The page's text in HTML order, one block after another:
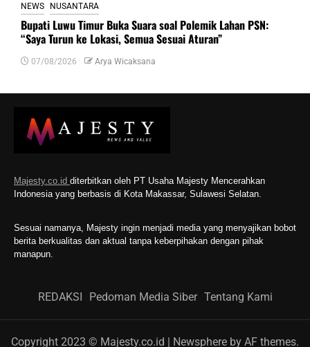
NEWS NUSANTARA
Bupati Luwu Timur Buka Suara soal Polemik Lahan PSN:
“Saya Turun ke Lokasi, Semua Sesuai Aturan”
07/08/2026 Arya Wicaksana
Majesty.co.id diterbitkan oleh PT Usaha Majesty Mencerahkan
Indonesia yang berbasis di Kota Makassar, Sulawesi Selatan.
Sesuai namanya, Majesty ingin menjadi media yang menyajikan bobot
berita berkualitas dan aktual tanpa keberpihakan dengan pihak
manapun.
REDAKSI Pedoman Media Siber Tentang Kami
Copyright 2023 © Majesty.co.id | Newsphere by AF themes.